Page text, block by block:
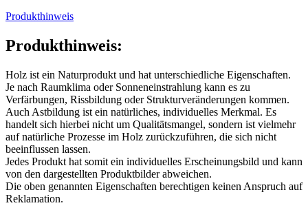
Produkthinweis
Produkthinweis:
Holz ist ein Naturprodukt und hat unterschiedliche Eigenschaften.
Je nach Raumklima oder Sonneneinstrahlung kann es zu
Verfärbungen, Rissbildung oder Strukturveränderungen kommen.
Auch Astbildung ist ein natürliches, individuelles Merkmal. Es
handelt sich hierbei nicht um Qualitätsmangel, sondern ist vielmehr
auf natürliche Prozesse im Holz zurückzuführen, die sich nicht
beeinflussen lassen.
Jedes Produkt hat somit ein individuelles Erscheinungsbild und kann
von den dargestellten Produktbilder abweichen.
Die oben genannten Eigenschaften berechtigen keinen Anspruch auf
Reklamation.